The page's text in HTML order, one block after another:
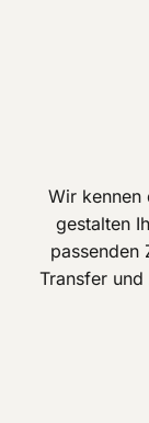
Wir kennen
gestalten
passenden
Transfer